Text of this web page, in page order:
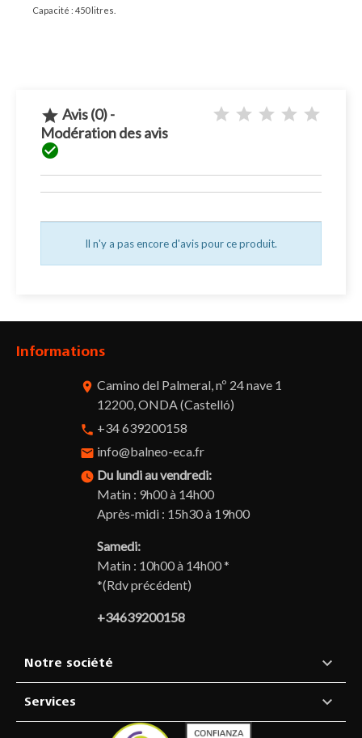
Capacité : 450 litres.
 Avis (0) -
Modération des avis

Il n'y a pas encore d'avis pour ce produit.
Informations
room Camino del Palmeral, nº 24 nave 1
12200, ONDA (Castelló)
phone +34 639200158
email info@balneo-eca.fr
watch_later Du lundi au vendredi:
Matin : 9h00 à 14h00
Après-midi : 15h30 à 19h00
Samedi:
Matin : 10h00 à 14h00 *
*(Rdv précédent)
+34639200158
Notre société 
Services 